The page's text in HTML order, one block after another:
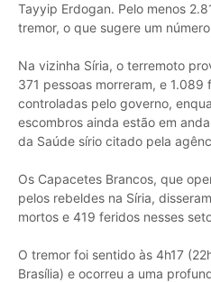
Tayyip Erdogan. Pelo menos
tremor, o que sugere um
Na vizinha Síria, o terremoto
371 pessoas morreram, e
controladas pelo governo,
escombros ainda estão em
da Saúde sírio citado pela
Os Capacetes Brancos, que
pelos rebeldes na Síria,
mortos e 419 feridos nesses
O tremor foi sentido às 4h17
Brasília) e ocorreu a uma